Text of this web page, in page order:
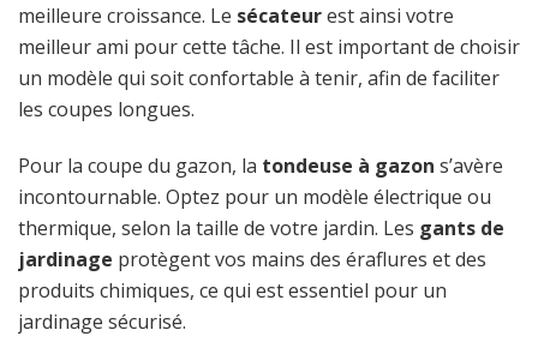
meilleure croissance. Le sécateurest ainsi votre
meilleur ami pour cette tâche. Il est important de choisir
un modèle qui soit confortable à tenir, afin de faciliter
les coupes longues.
Pour la coupe du gazon, la tondeuse à gazon s’avère
incontournable. Optez pour un modèle électrique ou
thermique, selon la taille de votre jardin. Les gants de
jardinage protègent vos mains des éraflures et des
produits chimiques, ce qui est essentiel pour un
jardinage sécurisé.